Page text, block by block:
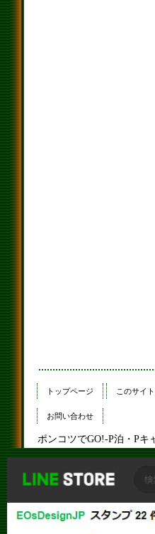
トップページ このサイ
お問い合わせ
ポンコツでGO!-P泊・P